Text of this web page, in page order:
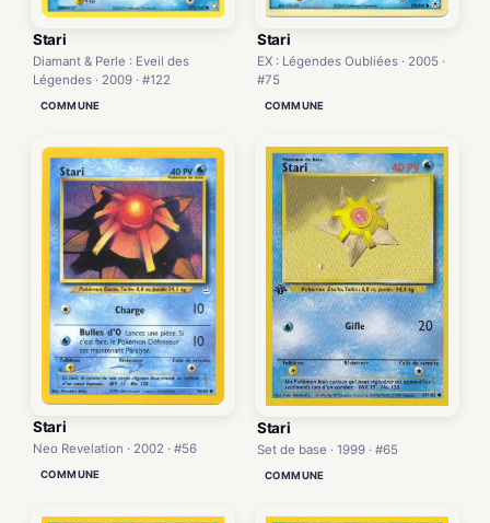
Stari
Diamant & Perle : Eveil des
Légendes · 2009 · #122
COMMUNE
Stari
EX : Légendes Oubliées · 2005 ·
#75
COMMUNE
Stari
Neo Revelation · 2002 · #56
COMMUNE
Stari
Set de base · 1999 · #65
COMMUNE